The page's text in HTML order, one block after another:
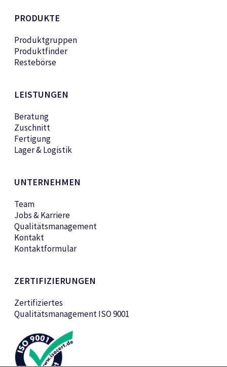
PRODUKTE
Produktgruppen
Produktfinder
Restebörse
LEISTUNGEN
Beratung
Zuschnitt
Fertigung
Lager & Logistik
UNTERNEHMEN
Team
Jobs & Karriere
Qualitätsmanagement
Kontakt
Kontaktformular
ZERTIFIZIERUNGEN
Zertifiziertes
Qualitätsmanagement ISO 9001